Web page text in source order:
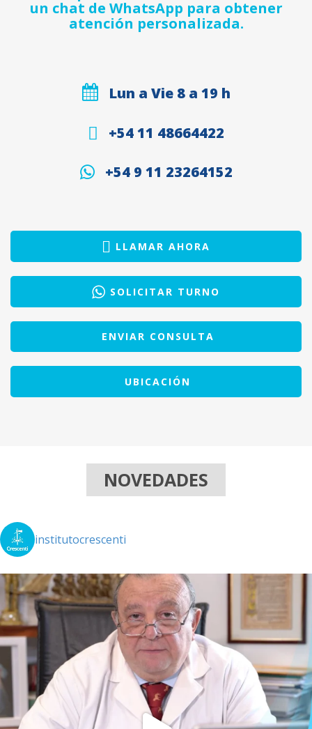
un chat de WhatsApp para obtener
atención personalizada.
Lun a Vie 8 a 19 h
+54 11 48664422
+54 9 11 23264152
LLAMAR AHORA
SOLICITAR TURNO
ENVIAR CONSULTA
UBICACIÓN
NOVEDADES
institutocrescenti